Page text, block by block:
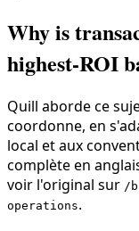
Why is
highest-ROI
Quill aborde ce
coordonne, en
local et aux
complète en
voir l'original sur /
operations.